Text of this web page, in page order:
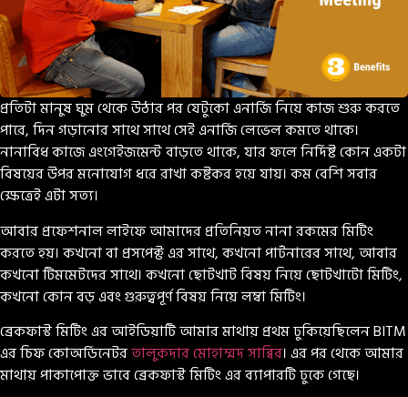
প্রতিটা মানুষ ঘুম থেকে উঠার পর যেটুকো এনার্জি নিয়ে কাজ শুরু করতে
পারে, দিন গড়ানোর সাথে সাথে সেই এনার্জি লেভেল কমতে থাকে।
নানাবিধ কাজে এংগেইজমেন্ট বাড়তে থাকে, যার ফলে নির্দিষ্ট কোন একটা
বিষয়ের উপর মনোযোগ ধরে রাখা কষ্টকর হয়ে যায়। কম বেশি সবার
ক্ষেত্রেই এটা সত্য।
আবার প্রফেশনাল লাইফে আমাদের প্রতিনিয়ত নানা রকমের মিটিং
করতে হয়। কখনো বা প্রসপেক্ট এর সাথে, কখনো পার্টনারের সাথে, আবার
কখনো টিমমেটদের সাথে। কখনো ছোটখাট বিষয় নিয়ে ছোটখাটো মিটিং,
কখনো কোন বড় এবং গুরুত্বপূর্ণ বিষয় নিয়ে লম্বা মিটিং।
ব্রেকফাস্ট মিটিং এর আইডিয়াটি আমার মাথায় প্রথম ঢুকিয়েছিলেন BITM
এর চিফ কোঅর্ডিনেটরতালুকদার মোহাম্মদ সাব্বির। এর পর থেকে আমার
মাথায় পাকাপোক্ত ভাবে ব্রেকফাস্ট মিটিং এর ব্যাপারটি ঢুকে গেছে।